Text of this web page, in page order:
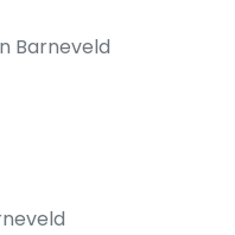
Barneveld